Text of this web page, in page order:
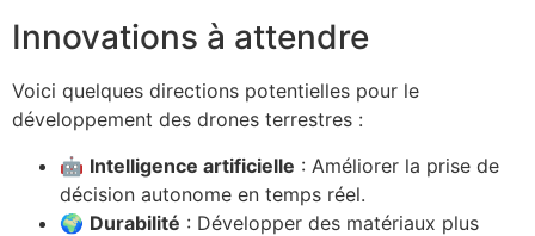
Innovations à attendre
Voici quelques directions potentielles pour le
développement des drones terrestres :
🤖 Intelligence artificielle : Améliorer la prise de
décision autonome en temps réel.
🌍 Durabilité : Développer des matériaux plus